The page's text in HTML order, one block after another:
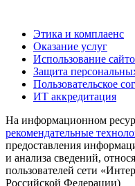
Этика и комплаенс
Оказание услуг
Использование
Защита
Пользовательское
ИТ аккредитация
На информационном
рекомендательные
предоставления
и анализа сведений,
пользователей сети
Российской Федерации)